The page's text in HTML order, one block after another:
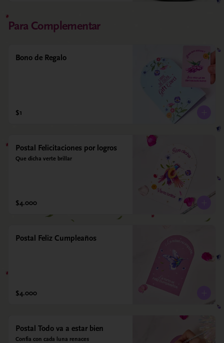
Para Complementar
Bono de Regalo
$1
Postal Felicitaciones por logros
Que dicha verte brillar
$4.000
Postal Feliz Cumpleaños
$4.000
Postal Todo va a estar bien
Confia con cada luna renaces